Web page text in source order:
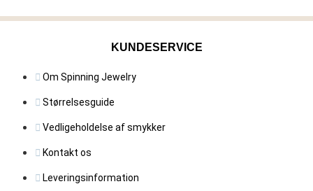
199,00 kr..79,00 kr..
KUNDESERVICE
Om Spinning Jewelry
Størrelsesguide
Vedligeholdelse af smykker
Kontakt os
Leveringsinformation